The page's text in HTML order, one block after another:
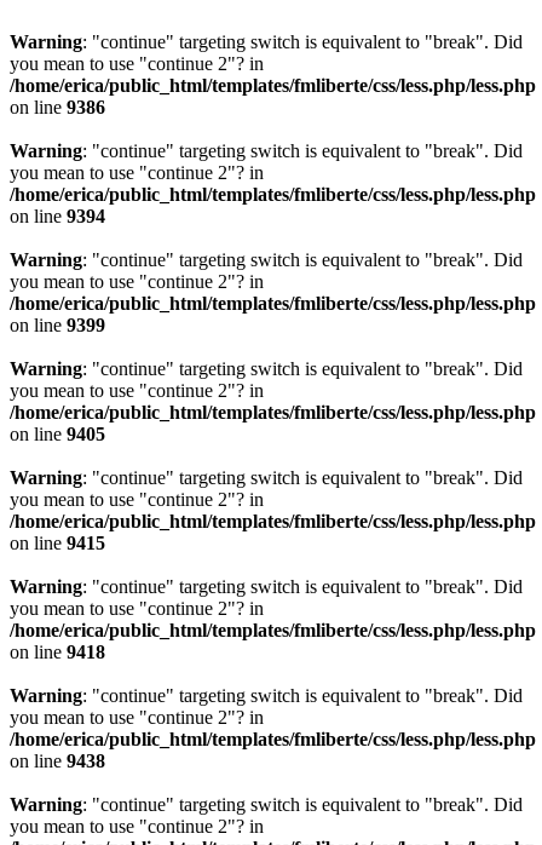
Warning: "continue" targeting switch is equivalent to "break". Did
you mean to use "continue 2"? in
/home/erica/public_html/templates/fmliberte/css/less.php/less.php
on line 9386
Warning: "continue" targeting switch is equivalent to "break". Did
you mean to use "continue 2"? in
/home/erica/public_html/templates/fmliberte/css/less.php/less.php
on line 9394
Warning: "continue" targeting switch is equivalent to "break". Did
you mean to use "continue 2"? in
/home/erica/public_html/templates/fmliberte/css/less.php/less.php
on line 9399
Warning: "continue" targeting switch is equivalent to "break". Did
you mean to use "continue 2"? in
/home/erica/public_html/templates/fmliberte/css/less.php/less.php
on line 9405
Warning: "continue" targeting switch is equivalent to "break". Did
you mean to use "continue 2"? in
/home/erica/public_html/templates/fmliberte/css/less.php/less.php
on line 9415
Warning: "continue" targeting switch is equivalent to "break". Did
you mean to use "continue 2"? in
/home/erica/public_html/templates/fmliberte/css/less.php/less.php
on line 9418
Warning: "continue" targeting switch is equivalent to "break". Did
you mean to use "continue 2"? in
/home/erica/public_html/templates/fmliberte/css/less.php/less.php
on line 9438
Warning: "continue" targeting switch is equivalent to "break". Did
you mean to use "continue 2"? in